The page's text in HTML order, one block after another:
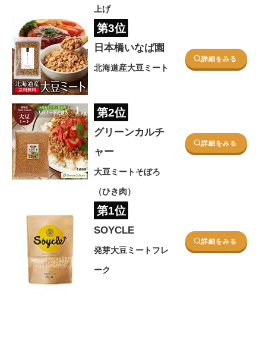
上げ
第3位
日本橋いなば園
北海道産大豆ミート
詳細をみる
第2位
グリーンカルチ
ャー
大豆ミートそぼろ
（ひき肉）
詳細をみる
第1位
SOYCLE
発芽大豆ミートフレ
ーク
詳細をみる